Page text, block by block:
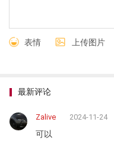
表情 上传图片
最新评论
Zalive 2024-11-24
可以